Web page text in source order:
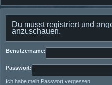
Du musst registriert und
anzuschauen.
Benutzername:
Passwort:
Ich habe mein Passwort vergessen